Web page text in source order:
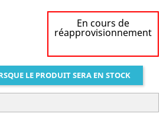
En cours de
réapprovisionnement
LE PRODUIT SERA EN STOCK